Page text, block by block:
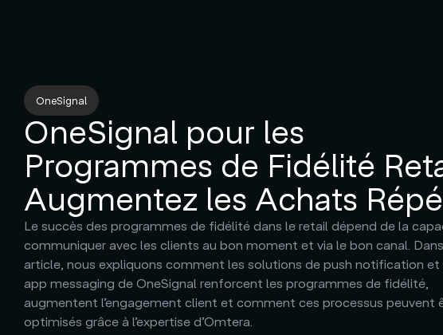
OneSignal
OneSignal pour les
Programmes de Fidélité
Augmentez les Achats
Le succès des programmes de fidélité dans le retail dépend de la
communiquer avec les clients au bon moment et via le bon canal.
article, nous expliquons comment les solutions de push notification et
app messaging de OneSignal renforcent les programmes de fidélité,
augmentent l’engagement client et comment ces processus peuvent
optimisés grâce à l’expertise d’Omtera.